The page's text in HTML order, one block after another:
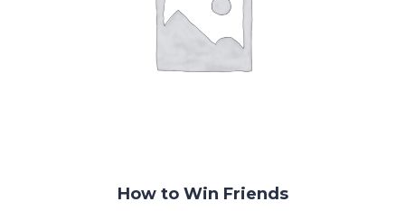
How to Win Friends